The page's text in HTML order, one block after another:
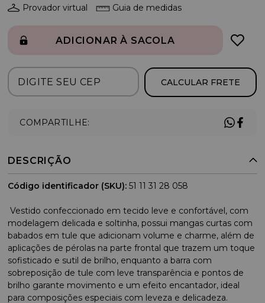
Provador virtual Guia de medidas
ADICIONAR À SACOLA
CALCULAR FRETE
COMPARTILHE:
DESCRIÇÃO
Código identificador (SKU): 51 11 31 28 058
Vestido confeccionado em tecido leve e confortável, com
modelagem delicada e soltinha, possui mangas curtas com
babados em tule que adicionam volume e charme, além de
aplicações de pérolas na parte frontal que trazem um toque
sofisticado e sutil de brilho, enquanto a barra com
sobreposição de tule com leve transparência e pontos de
brilho garante movimento e um efeito encantador, ideal
para composições especiais com leveza e delicadeza.